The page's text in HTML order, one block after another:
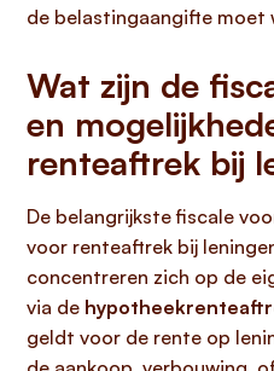
de belastingaangifte moet
Wat zijn de
en
renteaftrek bij
De belangrijkste fiscale
voor renteaftrek bij
concentreren zich op de
via de
geldt voor de rente op